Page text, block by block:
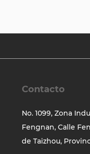
Contacto
No. 1099, Zona
Fengnan, Calle
de Taizhou,